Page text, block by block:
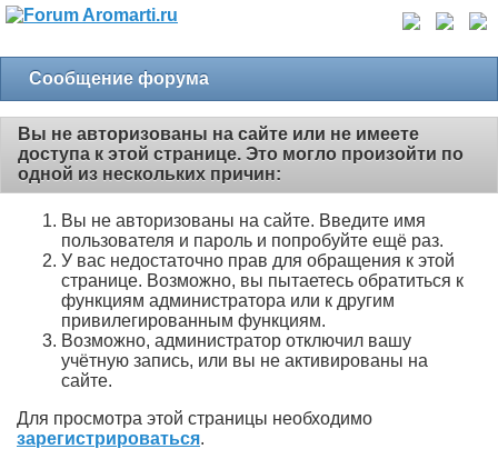
Сообщение форума
Вы не авторизованы на сайте или не имеете
доступа к этой странице. Это могло произойти по
одной из нескольких причин:
Вы не авторизованы на сайте. Введите имя
пользователя и пароль и попробуйте ещё раз.
У вас недостаточно прав для обращения к этой
странице. Возможно, вы пытаетесь обратиться к
функциям администратора или к другим
привилегированным функциям.
Возможно, администратор отключил вашу
учётную запись, или вы не активированы на
сайте.
Для просмотра этой страницы необходимо
зарегистрироваться.